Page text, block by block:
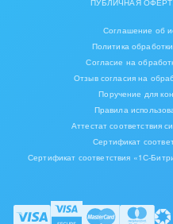
ПУБЛИЧНАЯ
Соглашение об
Политика
Согласие на
Отзыв согласия на
Поручение для
Правила
Аттестат соответствия
Сертификат
Сертификат соответствия «1С-